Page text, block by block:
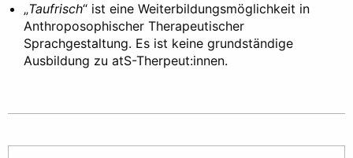
„Taufrisch“ ist eine Weiterbildungsmöglichkeit in
Anthroposophischer Therapeutischer
Sprachgestaltung. Es ist keine grundständige
Ausbildung zu atS-Therpeut:innen.